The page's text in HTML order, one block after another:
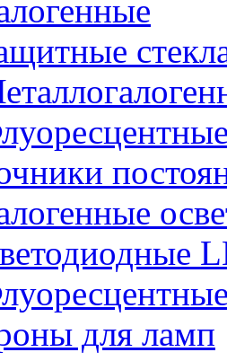
для ламп